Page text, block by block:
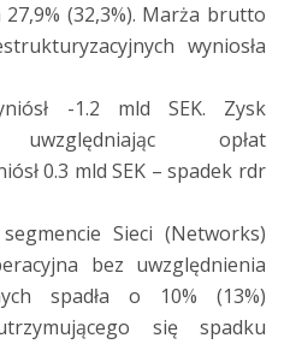
(32,3%). Marża brutto
wyniosła
-1.2 mld SEK. Zysk
opłat
0.3 mld SEK – spadek rdr
Sieci (Networks)
bez uwzględnienia
spadła o 10% (13%)
się spadku